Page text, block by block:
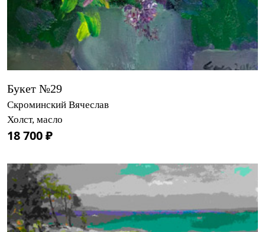
Букет №29
Скроминский Вячеслав
Холст, масло
18 700 ₽